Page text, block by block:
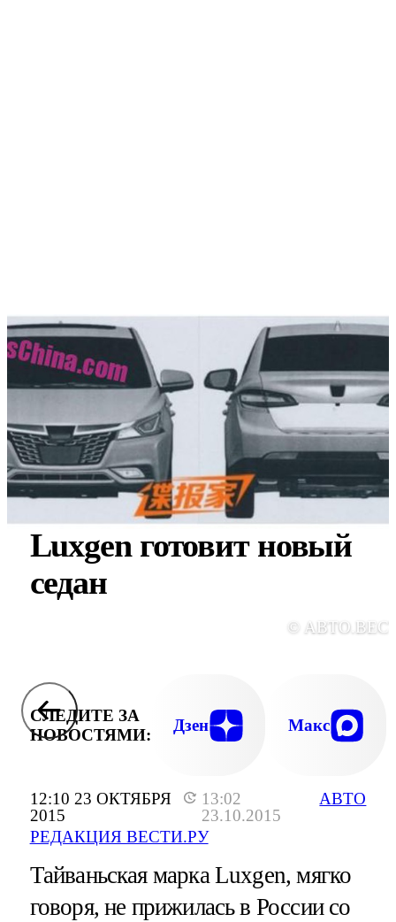
12:10 23 ОКТЯБРЯ
2015
13:02
23.10.2015
РЕДАКЦИЯ ВЕСТИ.РУ
АВТО
Luxgen готовит новый
седан
©
СЛЕДИТЕ ЗА
НОВОСТЯМИ:
Дзен Макс
Тайваньская марка Luxgen, мягко
говоря, не прижилась в России со